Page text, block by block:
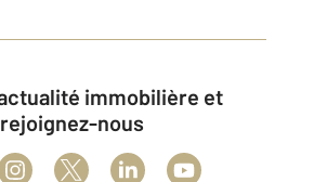
rejoignez-nous